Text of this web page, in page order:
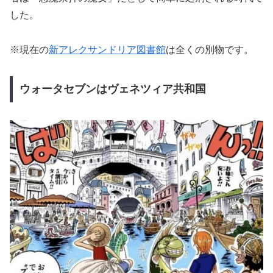
した。
※現在の新アレクサンドリア図書館は全くの別物です。
ウォータセブンはヴェネツィア共和国